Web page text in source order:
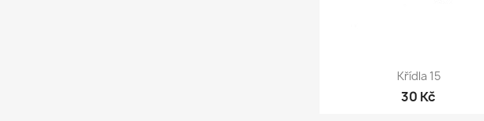
Rychlý náhled
Křídla 15
30 Kč